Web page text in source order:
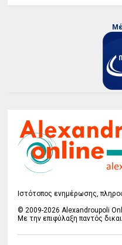
Ιστότοπος ενημέρωσης,
© 2009-2026 Alexandroupoli
Με την επιφύλαξη παντός